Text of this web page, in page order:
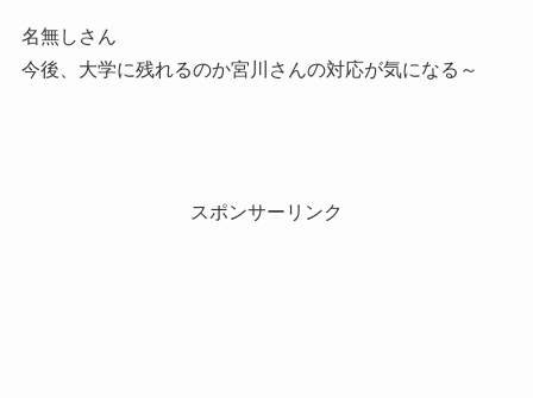
名無しさん
今後、大学に残れるのか宮川さんの対応が気になる～
スポンサーリンク